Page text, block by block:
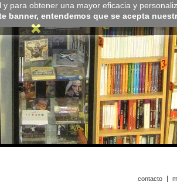
para obtener una mayor eficacia y
banner, entendemos que se acepta
contacto